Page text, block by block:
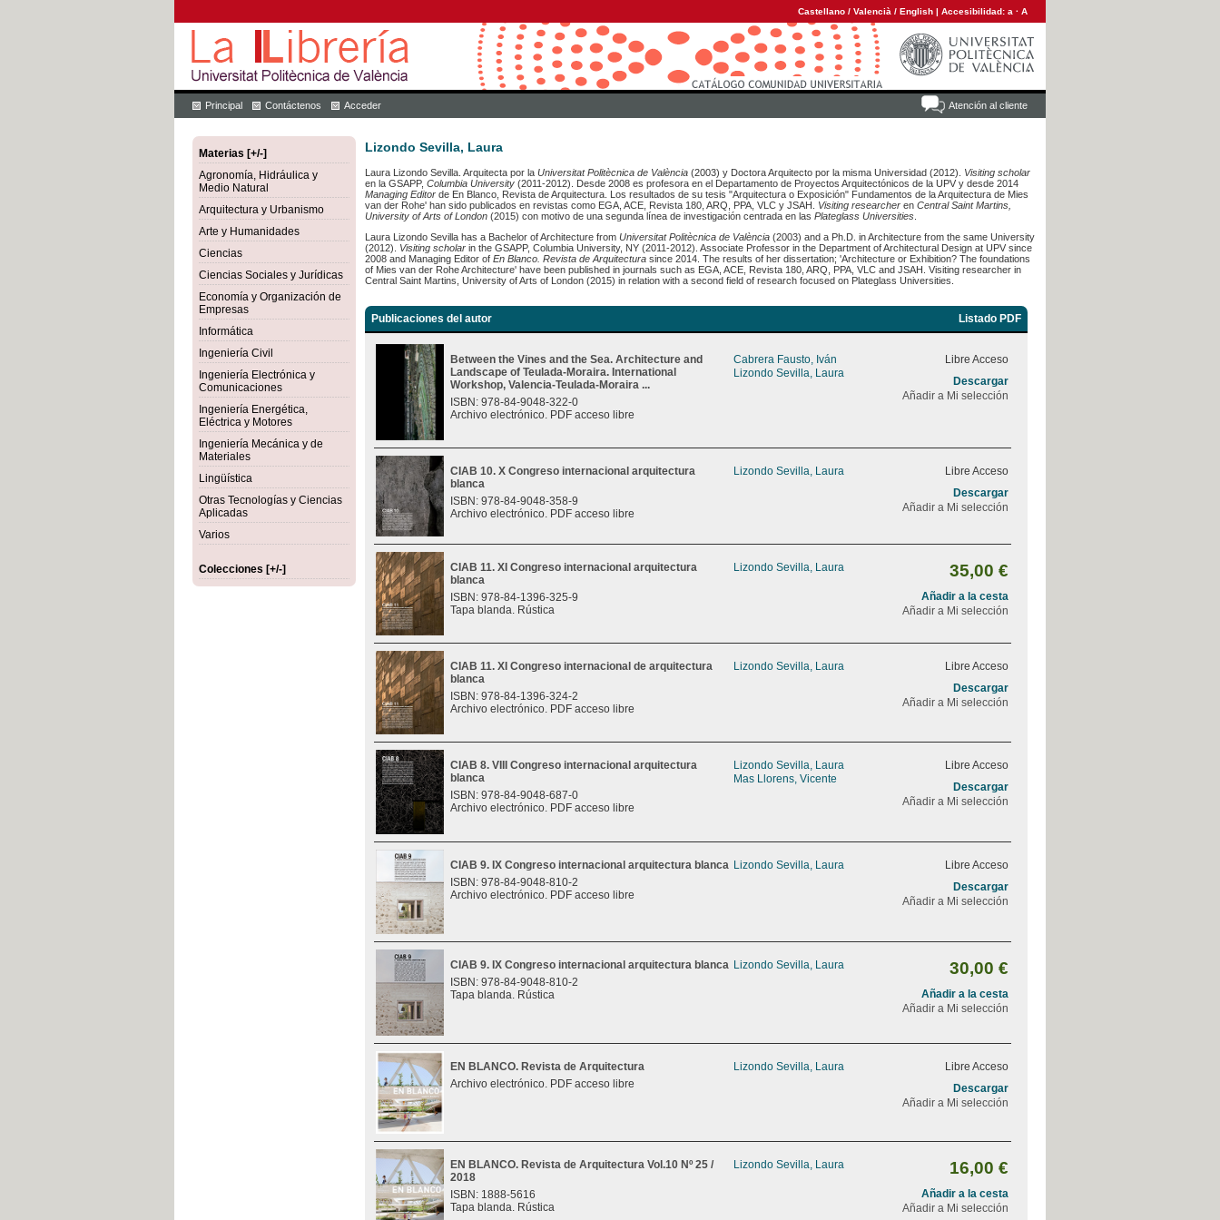
Castellano / Valencià / English | Accesibilidad: a · A
Atención al cliente
Principal Contáctenos Acceder
Materias [+/-]
Agronomía, Hidráulica y
Medio Natural
Arquitectura y Urbanismo
Arte y Humanidades
Ciencias
Ciencias Sociales y Jurídicas
Economía y Organización de
Empresas
Informática
Ingeniería Civil
Ingeniería Electrónica y
Comunicaciones
Ingeniería Energética,
Eléctrica y Motores
Ingeniería Mecánica y de
Materiales
Lingüística
Otras Tecnologías y Ciencias
Aplicadas
Varios
Colecciones [+/-]
Lizondo Sevilla, Laura
Laura Lizondo Sevilla. Arquitecta por la Universitat Politècnica de València (2003) y Doctora Arquitecto por la misma Universidad (2012). Visiting scholar
en la GSAPP, Columbia University (2011-2012). Desde 2008 es profesora en el Departamento de Proyectos Arquitectónicos de la UPV y desde 2014
Managing Editor de En Blanco, Revista de Arquitectura. Los resultados de su tesis "Arquitectura o Exposición" Fundamentos de la Arquitectura de Mies
van der Rohe' han sido publicados en revistas como EGA, ACE, Revista 180, ARQ, PPA, VLC y JSAH. Visiting researcher en Central Saint Martins,
University of Arts of London (2015) con motivo de una segunda línea de investigación centrada en las Plateglass Universities
Laura Lizondo Sevilla has a Bachelor of Architecture from Universitat Politècnica de València (2003) and a Ph.D. in Architecture from the same University
(2012). Visiting scholar in the GSAPP, Columbia University, NY (2011-2012). Associate Professor in the Department of Architectural Design at UPV since
2008 and Managing Editor of En Blanco. Revista de Arquitectura since 2014. The results of her dissertation; 'Architecture or Exhibition? The foundations
of Mies van der Rohe Architecture' have been published in journals such as EGA, ACE, Revista 180, ARQ, PPA, VLC and JSAH. Visiting researcher in
Central Saint Martins, University of Arts of London (2015) in relation with a second field of research focused on Plateglass Universities.
Publicaciones del autor Listado PDF
Between the Vines and the Sea. Architecture and
Landscape of Teulada-Moraira. International
Workshop, Valencia-Teulada-Moraira ...
ISBN: 978-84-9048-322-0
Archivo electrónico. PDF acceso libre
Cabrera Fausto, Iván
Lizondo Sevilla, Laura
Libre Acceso
Descargar
Añadir a Mi selección
CIAB 10. X Congreso internacional arquitectura
blanca
ISBN: 978-84-9048-358-9
Archivo electrónico. PDF acceso libre
Lizondo Sevilla, Laura
Libre Acceso
Descargar
Añadir a Mi selección
CIAB 11. XI Congreso internacional arquitectura
blanca
ISBN: 978-84-1396-325-9
Tapa blanda. Rústica
Lizondo Sevilla, Laura 35,00 €
Añadir a la cesta
Añadir a Mi selección
CIAB 11. XI Congreso internacional de arquitectura
blanca
ISBN: 978-84-1396-324-2
Archivo electrónico. PDF acceso libre
Lizondo Sevilla, Laura
Libre Acceso
Descargar
Añadir a Mi selección
CIAB 8. VIII Congreso internacional arquitectura
blanca
ISBN: 978-84-9048-687-0
Archivo electrónico. PDF acceso libre
Lizondo Sevilla, Laura
Mas Llorens, Vicente
Libre Acceso
Descargar
Añadir a Mi selección
CIAB 9. IX Congreso internacional arquitectura blanca
ISBN: 978-84-9048-810-2
Archivo electrónico. PDF acceso libre
Lizondo Sevilla, Laura
Libre Acceso
Descargar
Añadir a Mi selección
CIAB 9. IX Congreso internacional arquitectura blanca
ISBN: 978-84-9048-810-2
Tapa blanda. Rústica
Lizondo Sevilla, Laura 30,00 €
Añadir a la cesta
Añadir a Mi selección
EN BLANCO. Revista de Arquitectura
Archivo electrónico. PDF acceso libre
Lizondo Sevilla, Laura
Libre Acceso
Descargar
Añadir a Mi selección
EN BLANCO. Revista de Arquitectura Vol.10 Nº 25 /
2018
ISBN: 1888-5616
Tapa blanda. Rústica
Lizondo Sevilla, Laura 16,00 €
Añadir a la cesta
Añadir a Mi selección